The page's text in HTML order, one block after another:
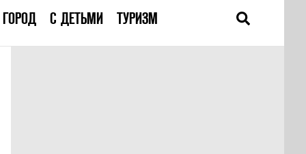
ГОРОД С ДЕТЬМИ ТУРИЗМ